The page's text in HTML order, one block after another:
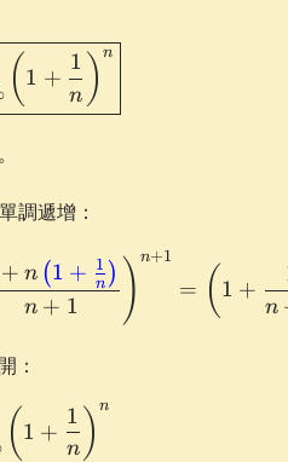
\boxed{ \e = \lim_{n\to
( 1 +
n
1 ) n
單調遞增：
\left(1 +
n + 1
+ n (1 + n
1 ) ) n+1
= ( 1 +
n
：
\begin{aligned} \e &=
( 1 +
n
1 ) n